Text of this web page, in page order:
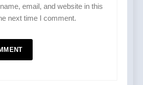
email, and website in this
next time I comment.